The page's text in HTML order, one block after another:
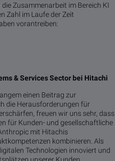
Zusammenarbeit im Bereich KI
Zahl im Laufe der Zeit
vorantreiben:
& Services Sector bei Hitachi
einen Beitrag zur
die Herausforderungen für
freuen wir uns sehr, dass
für Kunden- und gesellschaftliche
mit Hitachis
kombinieren. Als
Technologien innoviert und
unserer Kunden